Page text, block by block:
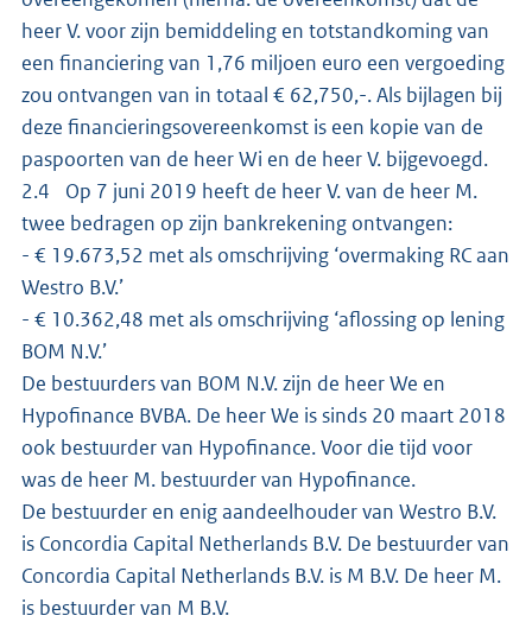
heer V. voor zijn bemiddeling en totstandkoming van
een financiering van 1,76 miljoen euro een vergoeding
zou ontvangen van in totaal € 62,750,-. Als bijlagen bij
deze financieringsovereenkomst is een kopie van de
paspoorten van de heer Wi en de heer V. bijgevoegd.
2.4 Op 7 juni 2019 heeft de heer V. van de heer M.
twee bedragen op zijn bankrekening ontvangen:
- € 19.673,52 met als omschrijving ‘overmaking RC aan
Westro B.V.’
- € 10.362,48 met als omschrijving ‘aflossing op lening
BOM N.V.’
De bestuurders van BOM N.V. zijn de heer We en
Hypofinance BVBA. De heer We is sinds 20 maart 2018
ook bestuurder van Hypofinance. Voor die tijd voor
was de heer M. bestuurder van Hypofinance.
De bestuurder en enig aandeelhouder van Westro B.V.
is Concordia Capital Netherlands B.V. De bestuurder van
Concordia Capital Netherlands B.V. is M B.V. De heer M.
is bestuurder van M B.V.